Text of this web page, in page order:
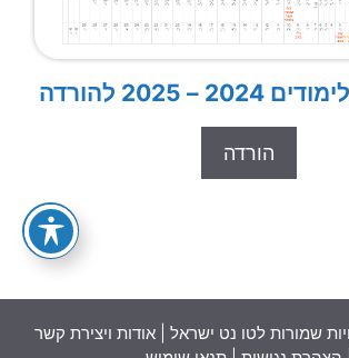
– 2025 להורדה
הורדה
אודות ויצירת קשר